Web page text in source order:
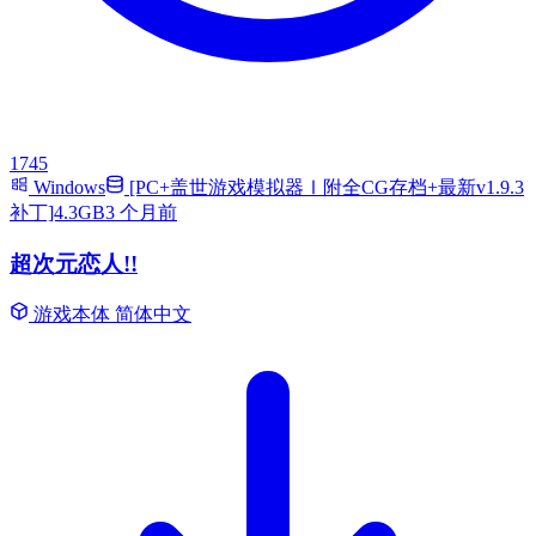
1745
Windows
[PC+盖世游戏模拟器Ⅰ附全CG存档+最新v1.9.3
补丁]4.3GB3 个月前
超次元恋人!!
游戏本体 简体中文